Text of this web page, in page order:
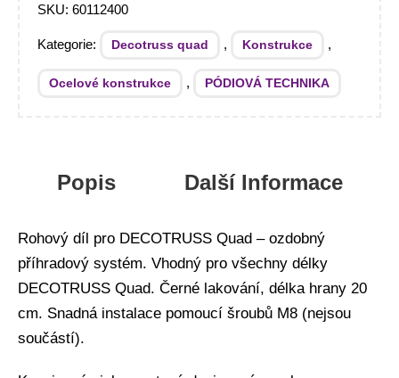
SKU: 60112400
Kategorie: Decotruss quad , Konstrukce ,
Ocelové konstrukce , PÓDIOVÁ TECHNIKA
Popis Další Informace
Rohový díl pro DECOTRUSS Quad – ozdobný
příhradový systém. Vhodný pro všechny délky
DECOTRUSS Quad. Černé lakování, délka hrany 20
cm. Snadná instalace pomoucí šroubů M8 (nejsou
součástí).